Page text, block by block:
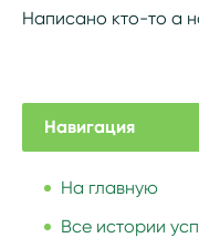
Написано кто-то а
Навигация
На главную
Все истории